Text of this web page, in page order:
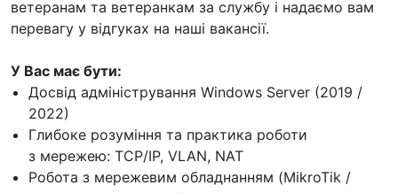
ветеранам та ветеранкам за службу і надаємо вам
перевагу у відгуках на наші вакансії.
У Вас має бути:
Досвід адміністрування Windows Server (2019 /
2022)
Глибоке розуміння та практика роботи
з мережею: TCP/IP, VLAN, NAT
Робота з мережевим обладнанням (MikroTik /